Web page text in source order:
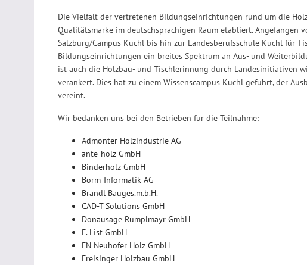
Die Vielfalt der vertretenen Bildungseinrichtungen rund um die
Qualitätsmarke im deutschsprachigen Raum etabliert. Angefangen
Salzburg/Campus Kuchl bis hin zur Landesberufsschule Kuchl für
Bildungseinrichtungen ein breites Spektrum an Aus- und
ist auch die Holzbau- und Tischlerinnung durch Landesinitiativen
verankert. Dies hat zu einem Wissenscampus Kuchl geführt, der
vereint.
Wir bedanken uns bei den Betrieben für die Teilnahme:
Admonter Holzindustrie AG
ante-holz GmbH
Binderholz GmbH
Borm-Informatik AG
Brandl Bauges.m.b.H.
CAD-T Solutions GmbH
Donausäge Rumplmayr GmbH
F. List GmbH
FN Neuhofer Holz GmbH
Freisinger Holzbau GmbH